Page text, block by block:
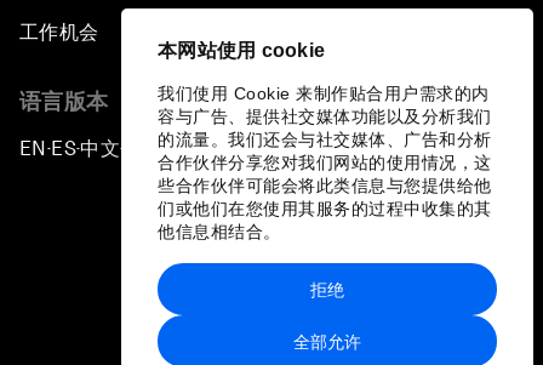
本网站使用 cookie
我们使用 Cookie 来制作贴合用户需求的内
容与广告、提供社交媒体功能以及分析我们
的流量。我们还会与社交媒体、广告和分析
合作伙伴分享您对我们网站的使用情况，这
些合作伙伴可能会将此类信息与您提供给他
们或他们在您使用其服务的过程中收集的其
他信息相结合。
全部允许
拒绝
Forum Debate: Chrome-Collar Jobs
The Gender Advantage
Special Performance: Pushing the Limits
Closing Remarks
工作机会
语言版本
EN ▪ES▪中文▪ 日本語
站点地图